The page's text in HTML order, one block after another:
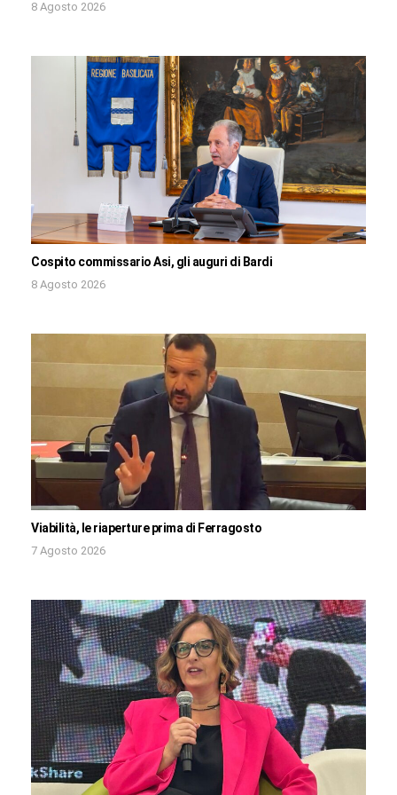
8 Agosto 2026
Cospito commissario Asi, gli auguri di Bardi
8 Agosto 2026
Viabilità, le riaperture prima di Ferragosto
7 Agosto 2026